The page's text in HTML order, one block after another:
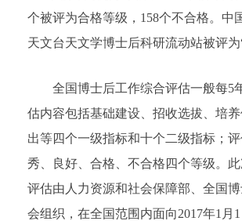
个被评为合格等级，158个不合格。中
天文台天文学博士后科研流动站被评为
全国博士后工作综合评估一般每5
估内容包括基础建设、招收选拔、培
出等四个一级指标和十个二级指标；
秀、良好、合格、不合格四个等级。
评估由人力资源和社会保障部、全国
会组织，在全国范围内面向2017年1月